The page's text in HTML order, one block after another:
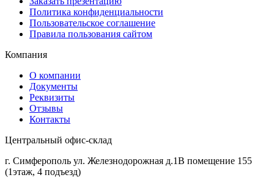
Политика конфиденциальности
Пользовательское соглашение
Правила пользования сайтом
Компания
О компании
Документы
Реквизиты
Отзывы
Контакты
Центральный офис-склад
г. Симферополь ул. Железнодорожная д.1В помещение 155
(1этаж, 4 подъезд)